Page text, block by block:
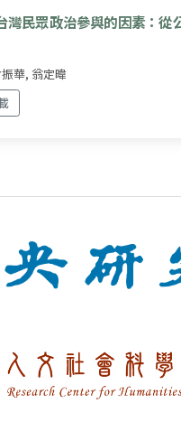
灣民眾政治參與的因素：從
華, 翁定暐